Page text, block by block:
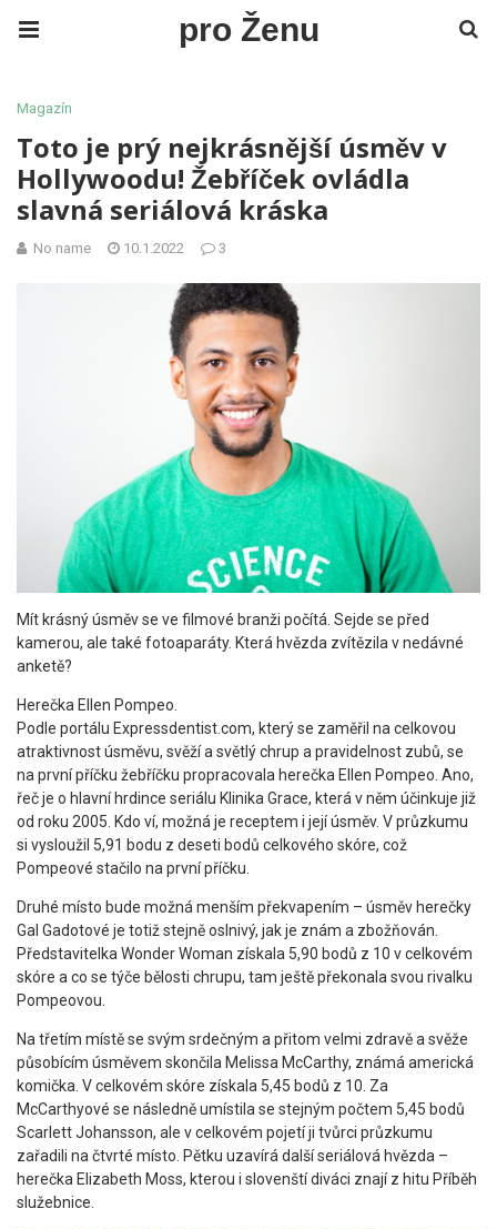
pro Ženu
Magazín
Toto je prý nejkrásnější úsměv v
Hollywoodu! Žebříček ovládla
slavná seriálová kráska
No name 10.1.2022 3
Mít krásný úsměv se ve filmové branži počítá. Sejde se před
kamerou, ale také fotoaparáty. Která hvězda zvítězila v nedávné
anketě?
Herečka Ellen Pompeo.
Podle portálu Expressdentist.com, který se zaměřil na celkovou
atraktivnost úsměvu, svěží a světlý chrup a pravidelnost zubů, se
na první příčku žebříčku propracovala herečka Ellen Pompeo. Ano,
řeč je o hlavní hrdince seriálu Klinika Grace, která v něm účinkuje již
od roku 2005. Kdo ví, možná je receptem i její úsměv. V průzkumu
si vysloužil 5,91 bodu z deseti bodů celkového skóre, což
Pompeové stačilo na první příčku.
Druhé místo bude možná menším překvapením – úsměv herečky
Gal Gadotové je totiž stejně oslnivý, jak je znám a zbožňován.
Představitelka Wonder Woman získala 5,90 bodů z 10 v celkovém
skóre a co se týče bělosti chrupu, tam ještě překonala svou rivalku
Pompeovou.
Na třetím místě se svým srdečným a přitom velmi zdravě a svěže
působícím úsměvem skončila Melissa McCarthy, známá americká
komička. V celkovém skóre získala 5,45 bodů z 10. Za
McCarthyové se následně umístila se stejným počtem 5,45 bodů
Scarlett Johansson, ale v celkovém pojetí ji tvůrci průzkumu
zařadili na čtvrté místo. Pětku uzavírá další seriálová hvězda –
herečka Elizabeth Moss, kterou i slovenští diváci znají z hitu Příběh
služebnice.